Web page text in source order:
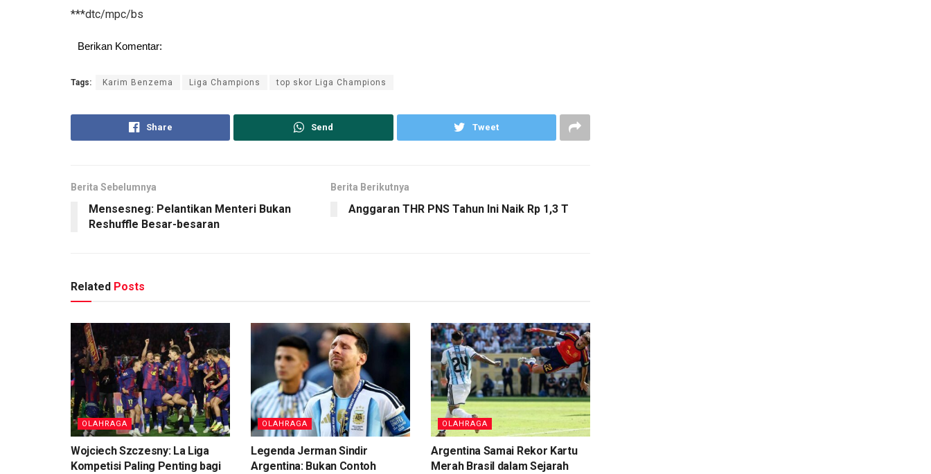
***dtc/mpc/bs
Berikan Komentar:
Tags: Karim Benzema Liga Champions top skor Liga Champions
Share Send Tweet
Berita Sebelumnya
Mensesneg: Pelantikan Menteri Bukan
Reshuffle Besar-besaran
Berita Berikutnya
Anggaran THR PNS Tahun Ini Naik Rp 1,3 T
Related Posts
OLAHRAGA
Wojciech Szczesny: La Liga
Kompetisi Paling Penting bagi
OLAHRAGA
Legenda Jerman Sindir
Argentina: Bukan Contoh
OLAHRAGA
Argentina Samai Rekor Kartu
Merah Brasil dalam Sejarah